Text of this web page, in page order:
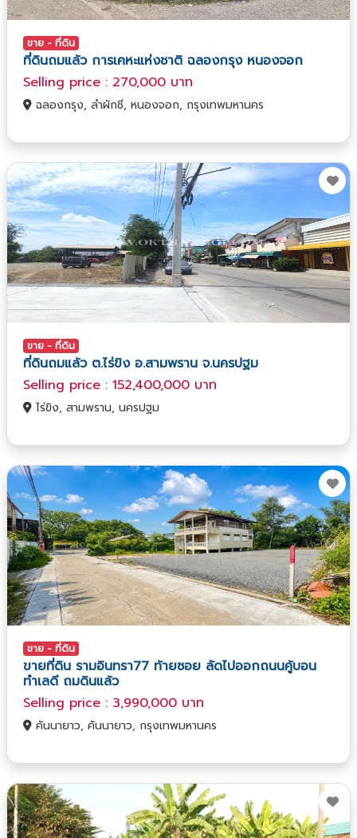
ขาย - ที่ดิน
ที่ดินถมแล้ว การเคหะแห่งชาติ ฉลองกรุง หนองจอก
Selling price : 270,000 บาท
ฉลองกรุง, ลำผักชี, หนองจอก, กรุงเทพมหานคร
ขาย - ที่ดิน
ที่ดินถมแล้ว ต.ไร่ขิง อ.สามพราน จ.นครปฐม
Selling price : 152,400,000 บาท
ไร่ขิง, สามพราน, นครปฐม
ขาย - ที่ดิน
ขายที่ดิน รามอินทรา77 ท้ายซอย ลัดไปออกถนนคู้บอน
ทำเลดี ถมดินแล้ว
Selling price : 3,990,000 บาท
คันนายาว, คันนายาว, กรุงเทพมหานคร